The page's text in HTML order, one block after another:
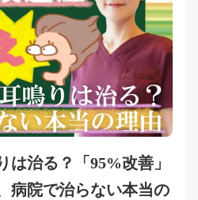
は治る？「95%改善」
病院で治らない本当の